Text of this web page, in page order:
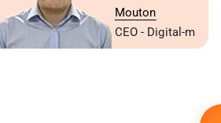
Mouton
CEO - Digital-m